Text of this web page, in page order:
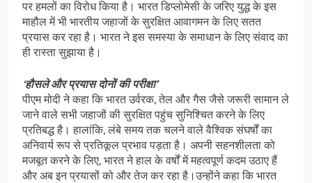
पर हमलों का विरोध किया है। भारत डिप्लोमेसी के जरिए युद्ध के इस
माहौल में भी भारतीय जहाजों के सुरक्षित आवागमन के लिए सतत
प्रयास कर रहा है। भारत ने इस समस्या के समाधान के लिए संवाद का
ही रास्ता सुझाया है।
‘हौसले और प्रयास दोनों की परीक्षा’
पीएम मोदी ने कहा कि भारत उर्वरक, तेल और गैस जैसे जरूरी सामान ले
जाने वाले सभी जहाजों की सुरक्षित पहुंच सुनिश्चित करने के लिए
प्रतिबद्ध है। हालांकि, लंबे समय तक चलने वाले वैश्विक संघर्षों का
अनिवार्य रूप से प्रतिकूल प्रभाव पड़ता है। अपनी सहनशीलता को
मजबूत करने के लिए, भारत ने हाल के वर्षों में महत्वपूर्ण कदम उठाए हैं
और अब इन प्रयासों को और तेज कर रहा है।उन्होंने कहा कि भारत